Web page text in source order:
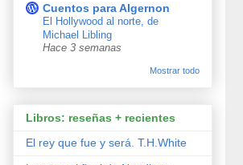
Cuentos para Algernon
El Hollywood al norte, de
Michael Libling
Hace 3 semanas
Mostrar todo
Libros: reseñas + recientes
El rey que fue y será. T.H.White